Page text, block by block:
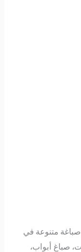
صباغة متنوعة في
صباغ أبواب،